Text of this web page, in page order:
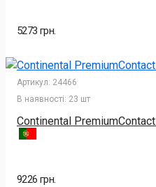
5273 грн.
Артикул: 24466
В наявності: 23 шт
Continental
9226 грн.